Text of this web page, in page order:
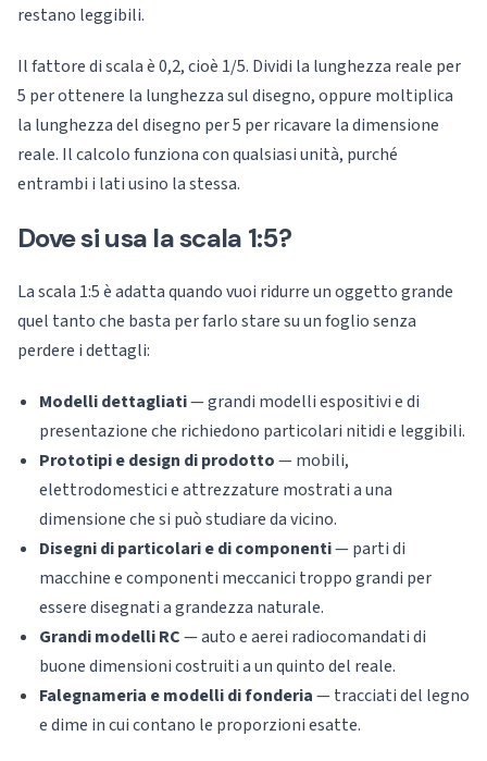
restano leggibili.
Il fattore di scala è 0,2, cioè 1/5. Dividi la lunghezza reale per
5 per ottenere la lunghezza sul disegno, oppure moltiplica
la lunghezza del disegno per 5 per ricavare la dimensione
reale. Il calcolo funziona con qualsiasi unità, purché
entrambi i lati usino la stessa.
Dove si usa la scala 1:5?
La scala 1:5 è adatta quando vuoi ridurre un oggetto grande
quel tanto che basta per farlo stare su un foglio senza
perdere i dettagli:
Modelli dettagliati— grandi modelli espositivi e di
presentazione che richiedono particolari nitidi e leggibili.
Prototipi e design di prodotto— mobili,
elettrodomestici e attrezzature mostrati a una
dimensione che si può studiare da vicino.
Disegni di particolari e di componenti— parti di
macchine e componenti meccanici troppo grandi per
essere disegnati a grandezza naturale.
Grandi modelli RC— auto e aerei radiocomandati di
buone dimensioni costruiti a un quinto del reale.
Falegnameria e modelli di fonderia— tracciati del legno
e dime in cui contano le proporzioni esatte.